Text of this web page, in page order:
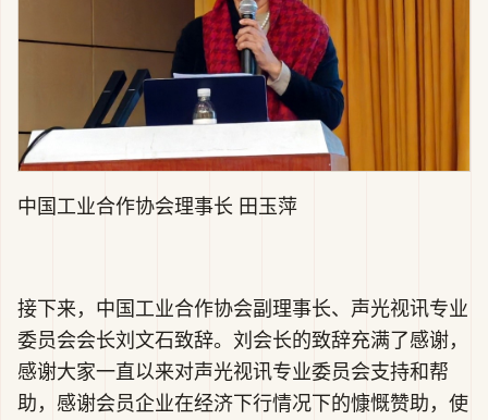
中国工业合作协会理事长 田玉萍
接下来，中国工业合作协会副理事长、声光视讯专业
委员会会长刘文石致辞。刘会长的致辞充满了感谢，
感谢大家一直以来对声光视讯专业委员会支持和帮
助，感谢会员企业在经济下行情况下的慷慨赞助，使